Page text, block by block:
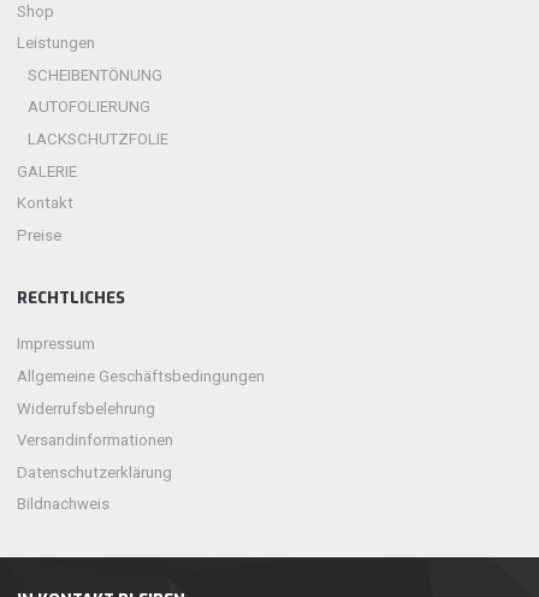
Shop
Leistungen
SCHEIBENTÖNUNG
AUTOFOLIERUNG
LACKSCHUTZFOLIE
GALERIE
Kontakt
Preise
RECHTLICHES
Impressum
Allgemeine Geschäftsbedingungen
Widerrufsbelehrung
Versandinformationen
Datenschutzerklärung
Bildnachweis